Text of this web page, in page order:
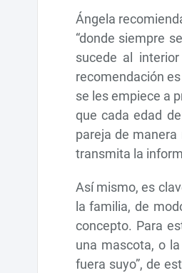
Ángela
“donde siempre
sucede al
recomendación
se les empiece a
que cada edad
pareja de
transmita la
Así mismo, es
la familia, de
concepto. Para
una mascota, o
fuera suyo”, de